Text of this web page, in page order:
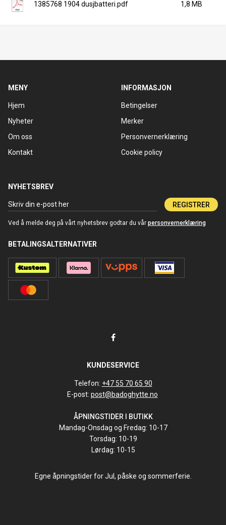
1385768 1904 dusjbatteri.pdf 1,8 MB
MENY
Hjem
Nyheter
Om oss
Kontakt
INFORMASJON
Betingelser
Merker
Personvernerklæring
Cookie policy
NYHETSBREV
REGISTRER
Ved å melde deg på vårt nyhetsbrev godtar du vår personvernerklæring
BETALINGSALTERNATIVER
KUNDESERVICE
Telefon: +47 55 70 65 90
E-post: post@badoghytte.no
ÅPNINGSTIDER I BUTIKK
Mandag-Onsdag og Fredag: 10-17
Torsdag: 10-19
Lørdag: 10-15
Egne åpningstider for Jul, påske og sommerferie.